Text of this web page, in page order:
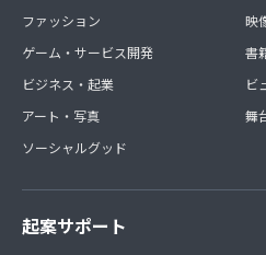
ファッション
ゲーム・サービス開発
ビジネス・起業
アート・写真
ソーシャルグッド
映
書
ビ
舞
起案サポート